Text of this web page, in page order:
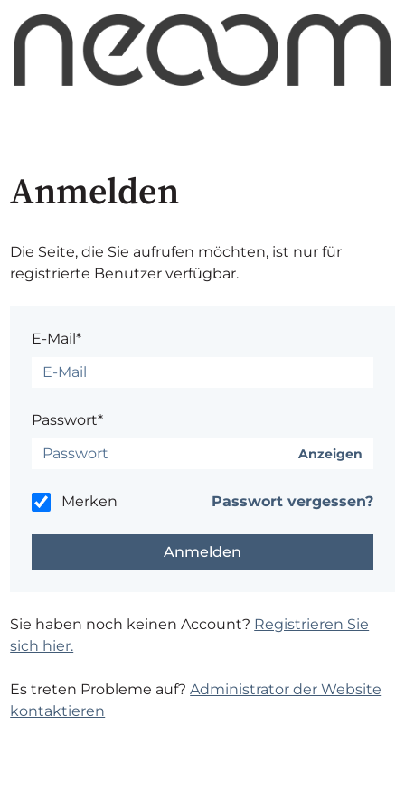
Anmelden
Die Seite, die Sie aufrufen möchten, ist nur für
registrierte Benutzer verfügbar.
E-Mail*
Passwort*
Anzeigen
Merken Passwort vergessen?
Sie haben noch keinen Account? Registrieren Sie
sich hier.
Es treten Probleme auf?Administrator der Website
kontaktieren